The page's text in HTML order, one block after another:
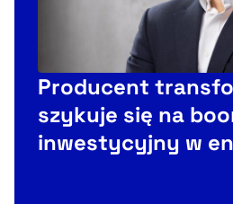
Producent
szykuje się na
inwestycyjny w